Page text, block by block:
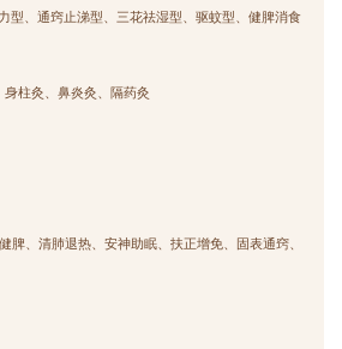
型、通窍止涕型、三花祛湿型、驱蚊型、健脾消食
身柱灸、鼻炎灸、隔药灸
脾、清肺退热、安神助眠、扶正增免、固表通窍、